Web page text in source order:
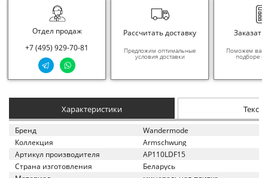
Отдел продаж
+7 (495) 929-70-81
Рассчитать доставку
Предложим оптимальные
условия доставки
Заказать
Поможем вам
подборе
Характеристики
Бренд
Wandermode
Коллекция
Armschwung
Артикул производителя
AP110LDF15
Страна изготовления
Беларусь